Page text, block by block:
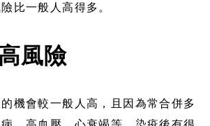
比一般人高得多。
風險
機會較一般人高，且因為常合併多